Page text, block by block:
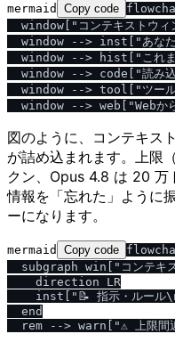
mermaid Copy code
window["コンテキストウィ
window --> inst["あなた
window --> hist["これま
window --> code["読み込
window --> tool["ツール
図のように、コンテキス
が詰め込まれます。上限
クン、Opus 4.8 は 20 万
情報を「忘れた」ように
ーになります。
mermaid Copy code
subgraph win["コンテキ
    direction LR
inst["📝 指示・ルー
  end